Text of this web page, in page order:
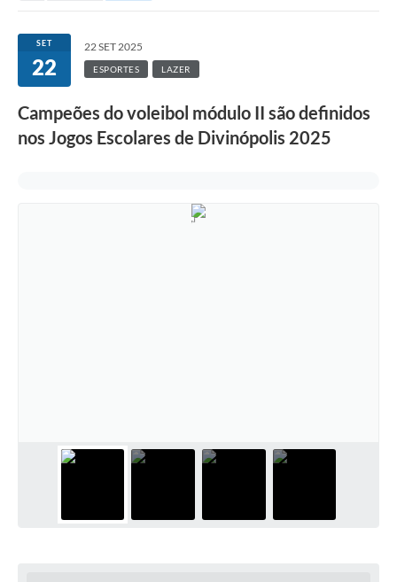
SET
22
22 SET 2025
ESPORTES LAZER
Campeões do voleibol módulo II são definidos
nos Jogos Escolares de Divinópolis 2025